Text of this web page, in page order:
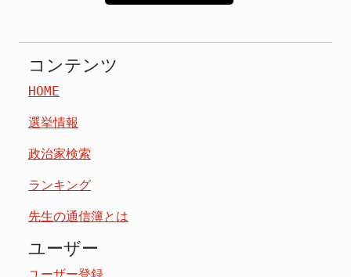
コンテンツ
HOME
選挙情報
政治家検索
ランキング
先生の通信簿とは
ユーザー